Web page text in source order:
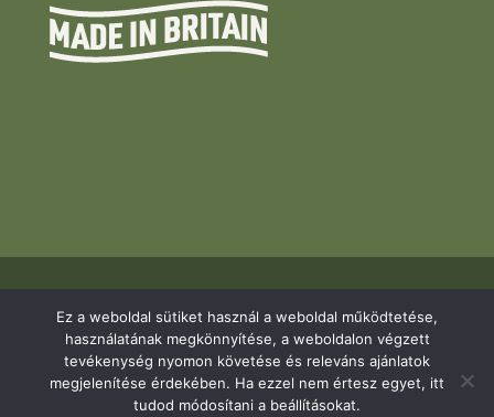
© Pierre Garden. Minden jog fenntartva.
Arculattervezés, honlaptervezés:
CYBERDÜRER
Ez a weboldal sütiket használ a weboldal működtetése,
használatának megkönnyítése, a weboldalon végzett
tevékenység nyomon követése és releváns ajánlatok
megjelenítése érdekében. Ha ezzel nem értesz egyet, itt
tudod módosítani a beállításokat.